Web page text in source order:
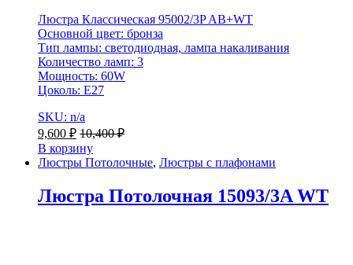
Люстра Классическая 95002/3P AB+WT
Основной цвет: бронза
Тип лампы: светодиодная, лампа накаливания
Количество ламп: 3
Мощность: 60W
Цоколь: E27
SKU: n/a
9,600 ₽ 10,400₽
В корзину
Люстры Потолочные, Люстры с плафонами
Люстра Потолочная 15093/3A WT